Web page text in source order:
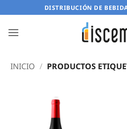
al
contenido
DISTRIBUCIÓN DE
INICIO / PRODUCTOS